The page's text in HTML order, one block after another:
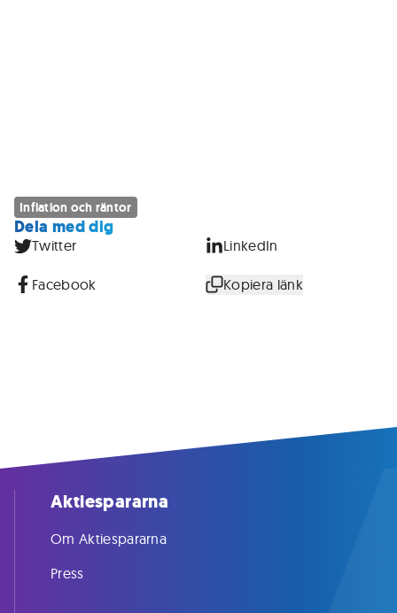
Inflation och räntor
Dela med dig
Twitter LinkedIn
Facebook Kopiera länk
Aktiespararna
Om Aktiespararna
Press